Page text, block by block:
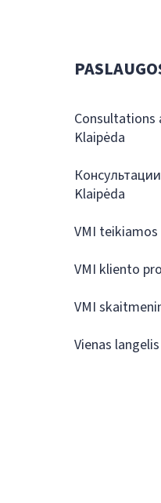
Consultations
Klaipėda
Klaipėda
VMI
VMI kliento
VMI
Vienas